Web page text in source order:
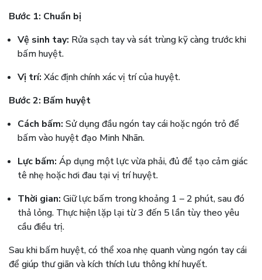
Bước 1: Chuẩn bị
Vệ sinh tay: Rửa sạch tay và sát trùng kỹ càng trước khi
bấm huyệt.
Vị trí: Xác định chính xác vị trí của huyệt.
Bước 2: Bấm huyệt
Cách bấm: Sử dụng đầu ngón tay cái hoặc ngón trỏ để
bấm vào huyệt đạo Minh Nhãn.
Lực bấm: Áp dụng một lực vừa phải, đủ để tạo cảm giác
tê nhẹ hoặc hơi đau tại vị trí huyệt.
Thời gian: Giữ lực bấm trong khoảng 1 – 2 phút, sau đó
thả lỏng. Thực hiện lặp lại từ 3 đến 5 lần tùy theo yêu
cầu điều trị.
Sau khi bấm huyệt, có thể xoa nhẹ quanh vùng ngón tay cái
để giúp thư giãn và kích thích lưu thông khí huyết.